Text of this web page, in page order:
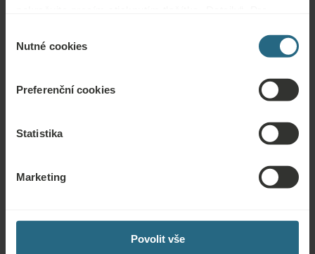
„Povolit vše“.
souhlasu
Nutné cookies
Preferenční cookies
Statistika
Marketing
Povolit vše
Naše nejlepší nabídky si můžete rezervovat zde. Pokud se chcete připojit k
dostávat aktuální informace o všech novinkách, klikněte zde.
možnou nabídku. Rádi vám poskytneme další informace, které jste na našich